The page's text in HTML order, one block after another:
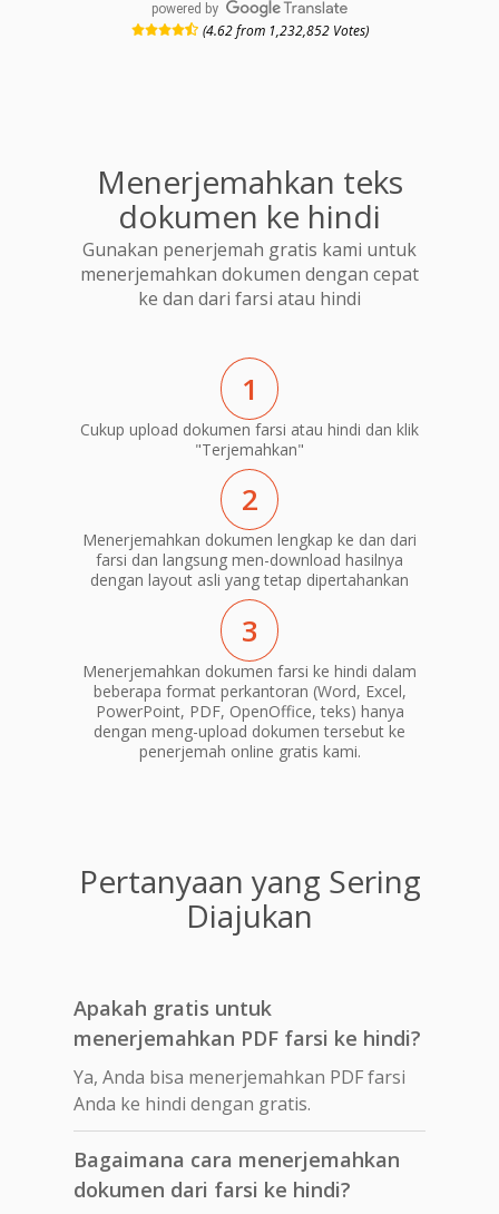
powered by
(4.62 from 1,232,852 Votes)
Menerjemahkan teks
dokumen ke hindi
Gunakan penerjemah gratis kami untuk
menerjemahkan dokumen dengan cepat
ke dan dari farsi atau hindi
1
Cukup upload dokumen farsi atau hindi dan klik
"Terjemahkan"
2
Menerjemahkan dokumen lengkap ke dan dari
farsi dan langsung men-download hasilnya
dengan layout asli yang tetap dipertahankan
3
Menerjemahkan dokumen farsi ke hindi dalam
beberapa format perkantoran (Word, Excel,
PowerPoint, PDF, OpenOffice, teks) hanya
dengan meng-upload dokumen tersebut ke
penerjemah online gratis kami.
Pertanyaan yang Sering
Diajukan
Apakah gratis untuk
menerjemahkan PDF farsi ke hindi?
Ya, Anda bisa menerjemahkan PDF farsi
Anda ke hindi dengan gratis.
Bagaimana cara menerjemahkan
dokumen dari farsi ke hindi?